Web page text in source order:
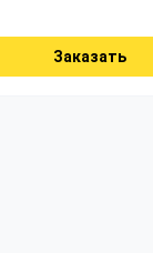
Заказать